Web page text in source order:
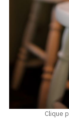
Clique